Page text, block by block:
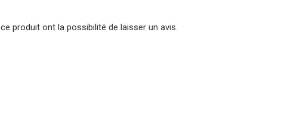
produit ont la possibilité de laisser un avis.